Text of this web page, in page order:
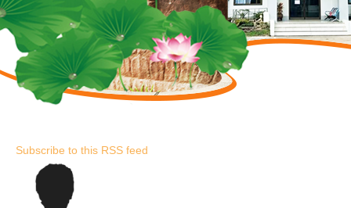
รายงาน
ผล
การ
ดำเนิน
งาน
บริการ
ข้อมูล
Subscribe to this RSS feed